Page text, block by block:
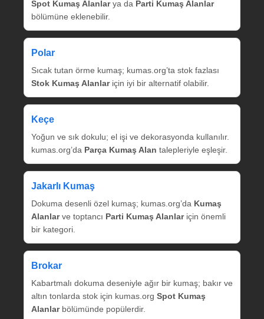
Spot Kumaş Alanlarya da Parti Kumaş Alanlar
bölümüne eklenebilir.
Polar
Sıcak tutan örme kumaş; kumas.org’ta stok fazlası
Stok Kumaş Alanlariçin iyi bir alternatif olabilir.
Keçe
Yoğun ve sık dokulu; el işi ve dekorasyonda kullanılır.
kumas.org’da Parça Kumaş Alan talepleriyle eşleşir.
Jakarlı Kumaş
Dokuma desenli özel kumaş; kumas.org’da Kumaş
Alanlarve toptancı Parti Kumaş Alanlariçin önemli
bir kategori.
Brokar
Kabartmalı dokuma deseniyle ağır bir kumaş; bakır ve
altın tonlarda stok için kumas.org Spot Kumaş
Alanlarbölümünde popülerdir.